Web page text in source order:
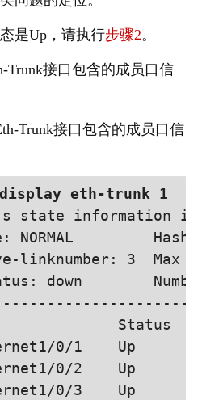
是Up，请执行步骤2。
Trunk接口包含的成员口信
Trunk接口包含的成员口信
display eth-trunk 1
state information
NORMAL
linknumber: 3  Max
down
Status
1/0/1
Up
1/0/2
Up
1/0/3